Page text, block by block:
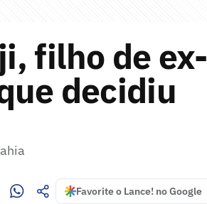
filho de ex-
decidiu
Favorite o Lance! no Google